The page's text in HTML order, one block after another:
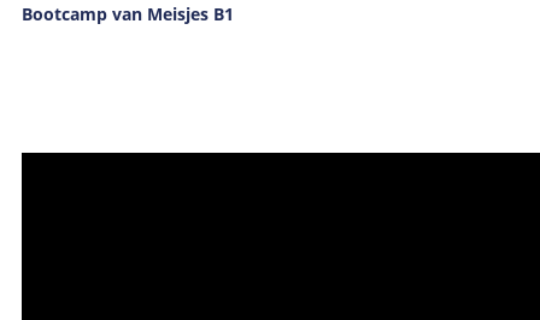
Bootcamp van Meisjes B1